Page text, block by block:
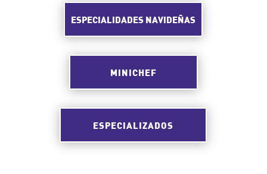
ESPECIALIDADES NAVIDEÑAS
MINICHEF
ESPECIALIZADOS